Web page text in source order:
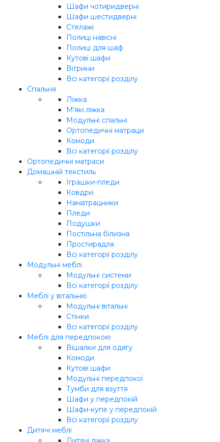
Шафи чотиридверні
Шафи шестидверні
Стелажі
Полиці навісні
Полиці для шаф
Кутові шафи
Вітрини
Всі категорії розділу
Спальня
Ліжка
М'які ліжка
Модульні спальні
Ортопедичні матраци
Комоди
Всі категорії розділу
Ортопедичні матраси
Домашній текстиль
Іграшки-пледи
Ковдри
Наматрацники
Пледи
Подушки
Постільна білизна
Простирадла
Всі категорії розділу
Модульні меблі
Модульні системи
Всі категорії розділу
Меблі у вітальню
Модульні вітальні
Стінки
Всі категорії розділу
Меблі для передпокою
Вішалки для одягу
Комоди
Кутові шафи
Модульні передпокої
Тумби для взуття
Шафи у передпокій
Шафи-купе у передпокій
Всі категорії розділу
Дитячі меблі